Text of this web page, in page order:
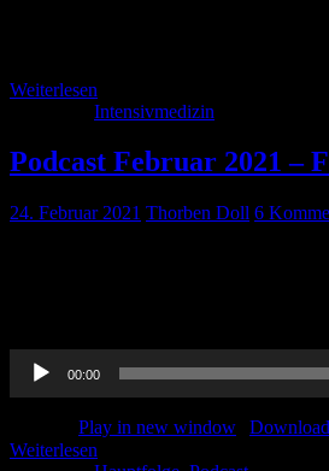
Weiterlesen
Intensivmedizin
Podcast Februar 2021 –
24. Februar 2021 Thorben Doll 6
Audio-
Player
00:00
Play in new window
Download
Weiterlesen